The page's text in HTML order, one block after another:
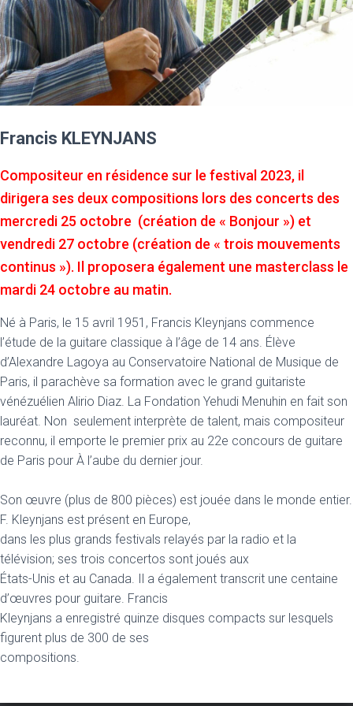
Francis KLEYNJANS
Compositeur en résidence sur le festival 2023, il
dirigera ses deux compositions lors des concerts des
mercredi 25 octobre (création de « Bonjour ») et
vendredi 27 octobre (création de « trois mouvements
continus »). Il proposera également une masterclass le
mardi 24 octobre au matin.
Né à Paris, le 15 avril 1951, Francis Kleynjans commence
l’étude de la guitare classique à l’âge de 14 ans. Élève
d’Alexandre Lagoya au Conservatoire National de Musique de
Paris, il parachève sa formation avec le grand guitariste
vénézuélien Alirio Diaz. La Fondation Yehudi Menuhin en fait son
lauréat. Non seulement interprète de talent, mais compositeur
reconnu, il emporte le premier prix au 22e concours de guitare
de Paris pour À l’aube du dernier jour.
Son œuvre (plus de 800 pièces) est jouée dans le monde entier.
F. Kleynjans est présent en Europe,
dans les plus grands festivals relayés par la radio et la
télévision; ses trois concertos sont joués aux
États-Unis et au Canada. Il a également transcrit une centaine
d’œuvres pour guitare. Francis
Kleynjans a enregistré quinze disques compacts sur lesquels
figurent plus de 300 de ses
compositions.